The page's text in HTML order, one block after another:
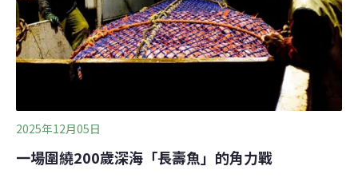
2025年12月05日
一場圍繞200歲深海「長壽魚」的角力戰